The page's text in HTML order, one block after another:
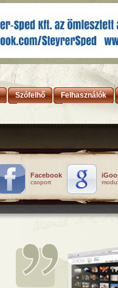
Szófelhő Felhasználók
Facebook
csoport modul